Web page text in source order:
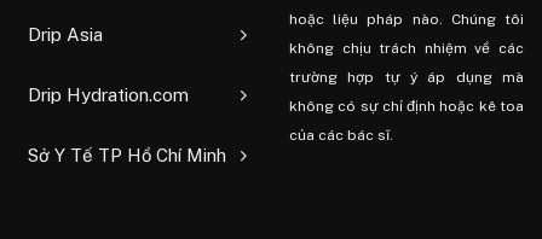
Drip Asia
Drip Hydration.com
Sở Y Tế TP Hồ Chí Minh
hoặc liệu pháp nào. Chúng tôi
không chịu trách nhiệm về các
trường hợp tự ý áp dụng mà
không có sự chỉ định hoặc kê toa
của các bác sĩ.